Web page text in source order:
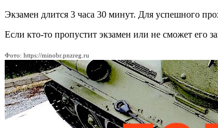
Экзамен длится 3 часа 30 минут. Для успешного
Если кто-то пропустит экзамен или не сможет
Фото: https://minobr.pnzreg.ru